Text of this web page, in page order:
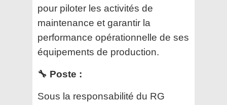
pour piloter les activités de
maintenance et garantir la
performance opérationnelle de ses
équipements de production.
🔧 Poste :
Sous la responsabilité du RG